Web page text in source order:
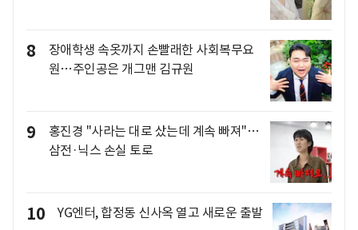
8
장애학생 속옷까지 손빨래한 사회복무요
원…주인공은 개그맨 김규원
9
홍진경 "사라는 대로 샀는데 계속 빠져"…
삼전·닉스 손실 토로
10 YG엔터, 합정동 신사옥 열고 새로운 출발